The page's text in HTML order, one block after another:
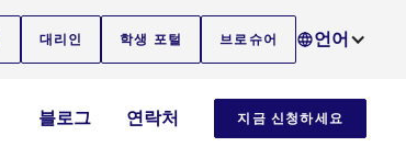
대리인 학생 포털 브로슈어 언어
블로그 연락처 지금 신청하세요